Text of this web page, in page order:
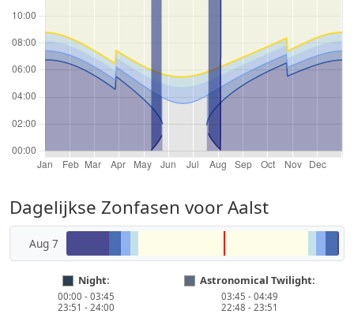
Dagelijkse Zonfasen voor Aalst
Aug 7
Night:
00:00 - 03:45
23:51 - 24:00
Astronomical Twilight:
03:45 - 04:49
22:48 - 23:51